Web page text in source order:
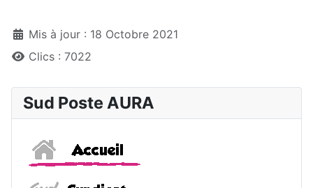
DétailsMis à jour : 18 Octobre 2021
Clics : 7022
Sud Poste AURA